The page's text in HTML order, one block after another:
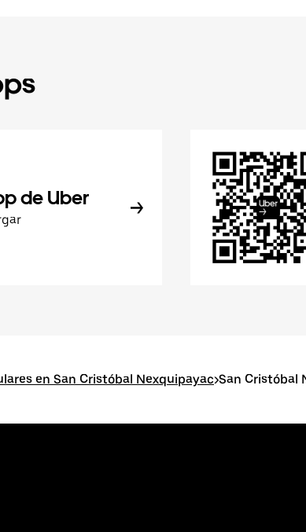
de Uber
en San Cristóbal Nexquipayac>San Cristóbal